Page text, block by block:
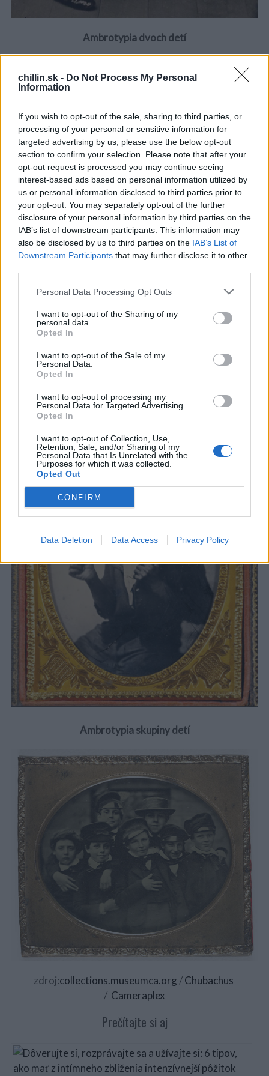
chillin.sk - Do Not Process My Personal
Information
If you wish to opt-out of the sale, sharing to third parties, or
processing of your personal or sensitive information for
targeted advertising by us, please use the below opt-out
section to confirm your selection. Please note that after your
opt-out request is processed you may continue seeing
interest-based ads based on personal information utilized by
us or personal information disclosed to third parties prior to
your opt-out. You may separately opt-out of the further
disclosure of your personal information by third parties on the
IAB’s list of downstream participants. This information may
also be disclosed by us to third parties on the IAB’s List of
Downstream Participants that may further disclose it to other
Personal Data Processing Opt Outs
I want to opt-out of the Sharing of my
personal data.
Opted In
I want to opt-out of the Sale of my
Personal Data.
Opted In
I want to opt-out of processing my
Personal Data for Targeted Advertising.
Opted In
I want to opt-out of Collection, Use,
Retention, Sale, and/or Sharing of my
Personal Data that Is Unrelated with the
Purposes for which it was collected.
Opted Out
CONFIRM
Data Deletion Data Access Privacy Policy
Ambrotypia dvoch detí
Ďalšie z teórií bola nedostatočná ústna hygiena alebo
možno aj to, že v tej dobe úsmev nebol taký štandart
V knihe The Rules of Christian Decorum and Civility (
Pravidla kresťanskej slušnosti a úctivosti) kniha
napísaná pred 150 rokmi, hovorí o tom, že nebolo bežné
sa smiať. Väčšina ľudí svojím úsmevom odhaľuje svoje
zuby, čo sa v tej dobe považovalo za neslušné. Autor to
zdôraznil tým, že práve kvôli tomu, aby nám zuby
nebolo vidno, má človek pery.
V roku 1900 spoločnosť Kodak predstavila fotoaparát
Brownie. Vtedy sa stala fotografia dostupná aj pre
a zaviedol sa termín “Snapshot” momentka.
Marketingový ťah Kodaku sa stala fotka smejúcich sa
detí. Jej hlavným sloganom bolo “Vy stlačíte spúšť, my
zariadime zbytok.)
Ambrotypia skupiny detí
zdroj:collections.museumca.org /Chubachus
/ Cameraplex
Prečítajte si aj
r